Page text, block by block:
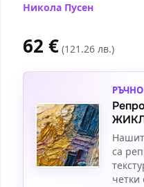
Никола Пусен
62 € (121.26 лв.)
са